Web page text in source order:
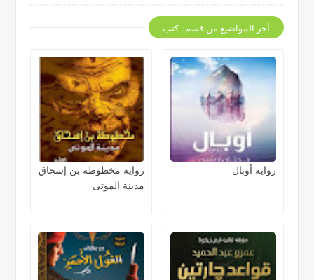
أخر المواضيع من قسم : كتب
رواية أوبال
رواية مخطوطة بن إسحاق
مدينة الموتى